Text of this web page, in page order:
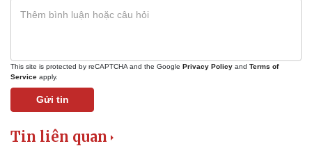
This site is protected by reCAPTCHA and the Google Privacy Policy and Terms of
Service apply.
Gửi tin
Tin liên quan